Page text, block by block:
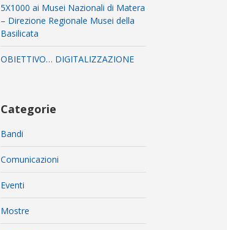
5X1000 ai Musei Nazionali di Matera
– Direzione Regionale Musei della
Basilicata
OBIETTIVO… DIGITALIZZAZIONE
Categorie
Bandi
Comunicazioni
Eventi
Mostre